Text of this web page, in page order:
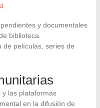
y documentales
biblioteca.
de películas, series de
y las plataformas
en la difusión de